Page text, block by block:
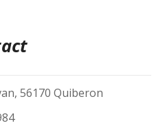
56170 Quiberon